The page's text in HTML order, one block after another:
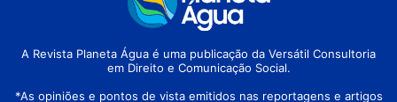
A Revista Planeta Água é uma publicação da Versátil Consultoria
em Direito e Comunicação Social.
*As opiniões e pontos de vista emitidos nas reportagens e artigos